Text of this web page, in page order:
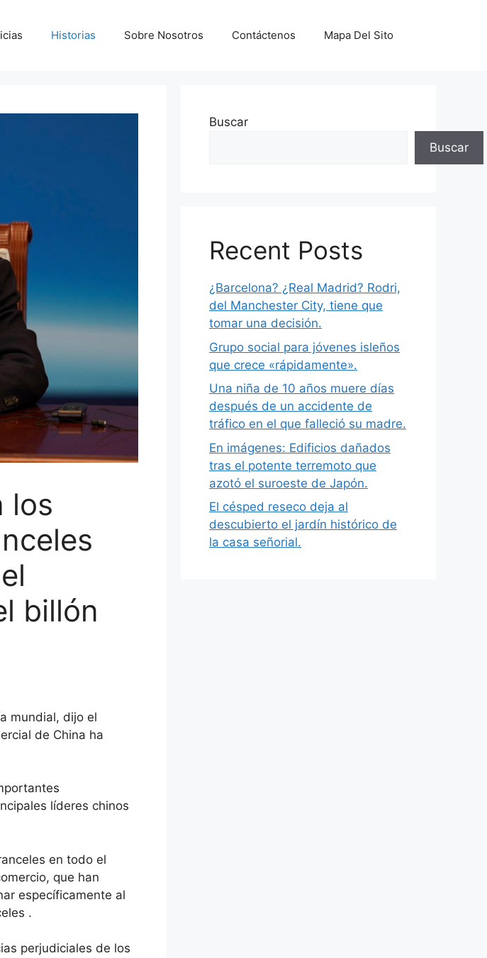
Historias Sobre Nosotros Contáctenos Mapa Del Sito
los
billón
mundial, dijo el
de China ha
líderes chinos
en todo el
que han
específicamente al
.
perjudiciales de los
Buscar
Buscar
Recent Posts
¿Barcelona? ¿Real Madrid? Rodri,
del Manchester City, tiene que
tomar una decisión.
Grupo social para jóvenes isleños
que crece «rápidamente».
Una niña de 10 años muere días
después de un accidente de
tráfico en el que falleció su madre.
En imágenes: Edificios dañados
tras el potente terremoto que
azotó el suroeste de Japón.
El césped reseco deja al
descubierto el jardín histórico de
la casa señorial.